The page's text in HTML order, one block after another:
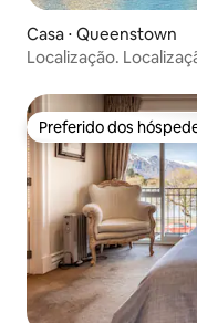
Casa ⋅ Queenstown
Localização.
Preferido dos
Preferido dos